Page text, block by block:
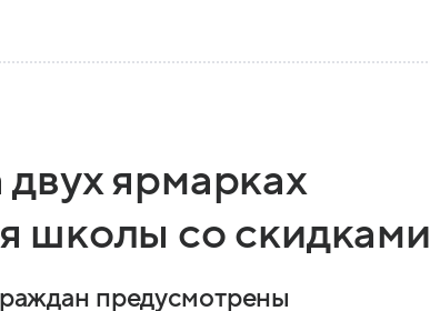
ярмарках
школы со скидками
предусмотрены